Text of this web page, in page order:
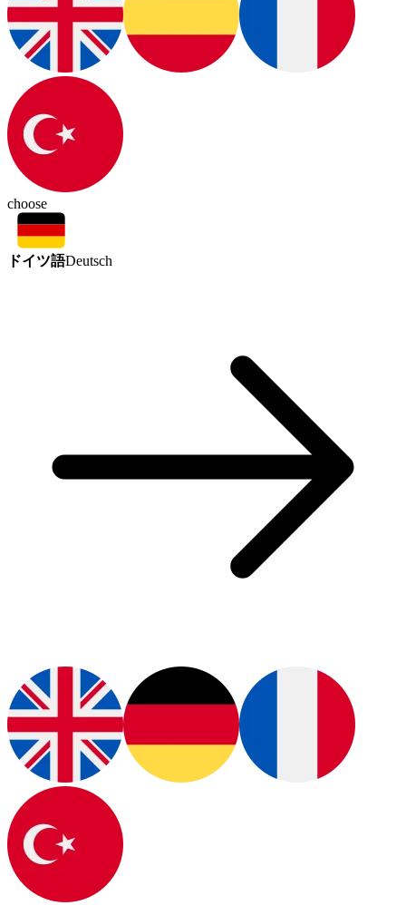
choose
ドイツ語Deutsch